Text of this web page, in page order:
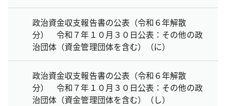
政治資金収支報告書の公表（令和６年解散
分） 令和７年１０月３０日公表：その他の政
治団体（資金管理団体を含む）（に）
政治資金収支報告書の公表（令和６年解散
分） 令和７年１０月３０日公表：その他の政
治団体（資金管理団体を含む）（し）